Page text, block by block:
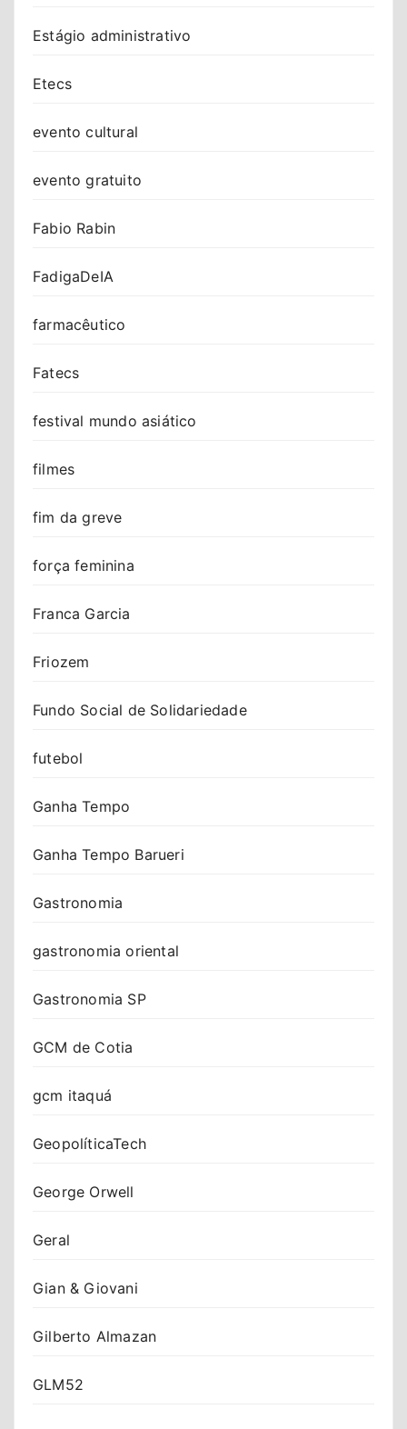
Estágio administrativo
Etecs
evento cultural
evento gratuito
Fabio Rabin
FadigaDeIA
farmacêutico
Fatecs
festival mundo asiático
filmes
fim da greve
força feminina
Franca Garcia
Friozem
Fundo Social de Solidariedade
futebol
Ganha Tempo
Ganha Tempo Barueri
Gastronomia
gastronomia oriental
Gastronomia SP
GCM de Cotia
gcm itaquá
GeopolíticaTech
George Orwell
Geral
Gian & Giovani
Gilberto Almazan
GLM52